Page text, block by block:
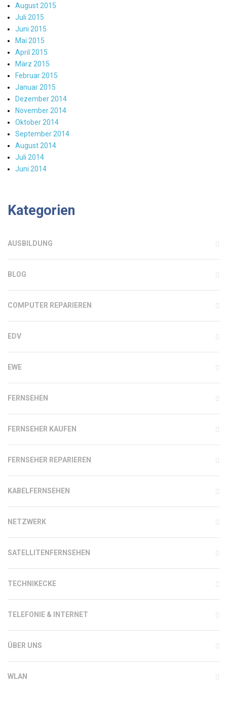
August 2015
Juli 2015
Juni 2015
Mai 2015
April 2015
März 2015
Februar 2015
Januar 2015
Dezember 2014
November 2014
Oktober 2014
September 2014
August 2014
Juli 2014
Juni 2014
Kategorien
AUSBILDUNG
BLOG
COMPUTER REPARIEREN
EDV
EWE
FERNSEHEN
FERNSEHER KAUFEN
FERNSEHER REPARIEREN
KABELFERNSEHEN
NETZWERK
SATELLITENFERNSEHEN
TECHNIKECKE
TELEFONIE & INTERNET
ÜBER UNS
WLAN